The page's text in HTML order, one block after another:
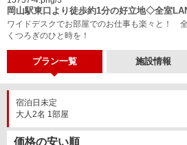
岡山駅東口より徒歩約1分の好立地◇全室
ワイドデスクでお部屋でのお仕事も楽々と！
くつろぎのひと時を！
プラン一覧 施設情報
宿泊日未定
大人2名 1部屋